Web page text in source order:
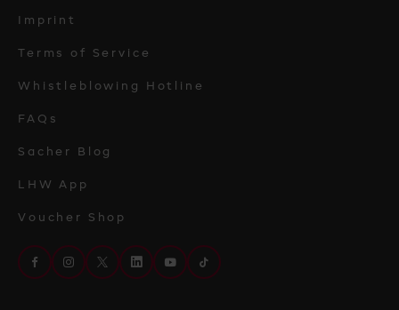
Imprint
Terms of Service
Whistleblowing Hotline
FAQs
Sacher Blog
LHW App
Voucher Shop